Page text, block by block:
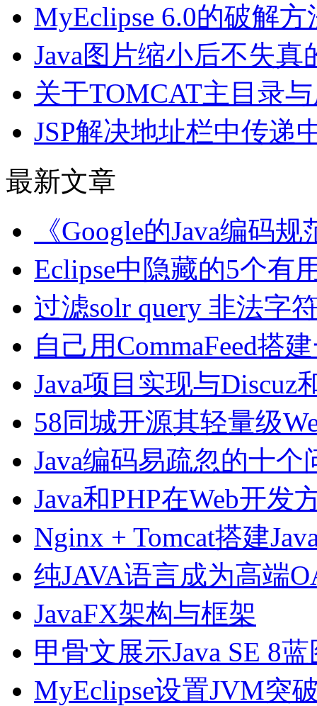
MyEclipse 6.0的破解
Java图片缩小后不失
关于TOMCAT主目录
JSP解决地址栏中传递
最新文章
《Google的Java编码
Eclipse中隐藏的5个有
过滤solr query 非法字
自己用CommaFeed搭
Java项目实现与Discuz
58同城开源其轻量级
Java编码易疏忽的十个
Java和PHP在Web开发
Nginx + Tomcat搭建
纯JAVA语言成为高端
JavaFX架构与框架
甲骨文展示Java SE 8蓝
MyEclipse设置JVM突